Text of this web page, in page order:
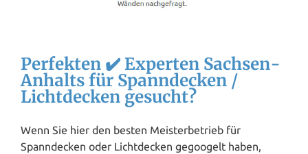
Perfekten ✔️ Experten Sachsen-
Anhalts für Spanndecken /
Lichtdecken gesucht?
Wenn Sie hier den besten Meisterbetrieb für
Spanndecken oder Lichtdecken gegoogelt haben,